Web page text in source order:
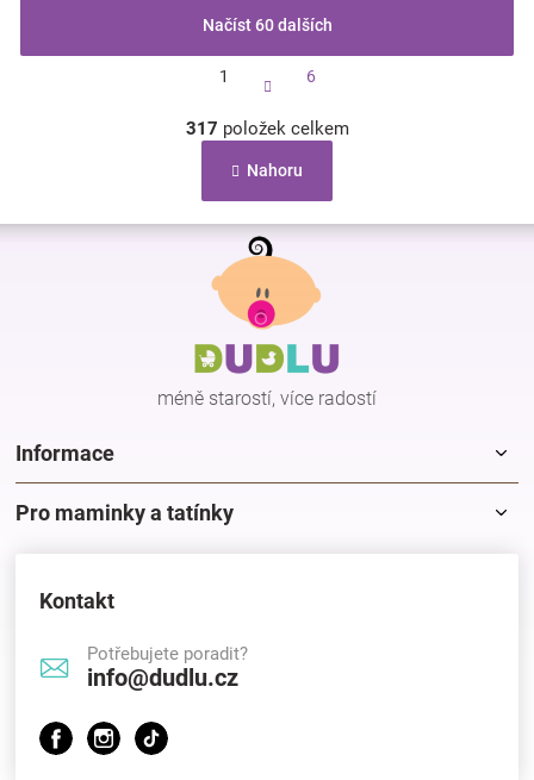
v
á
d
a
c
p
r
v
k
y
v
s
Načíst 60 dalších
t
á
n
k
v
á
n
1 6
317 položek celkem
Nahoru
Z
méně starostí, více radostí
Informace
Pro maminky a tatínky
Kontakt
Potřebujete poradit?
info@dudlu.cz